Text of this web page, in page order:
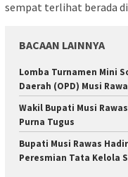
sempat terlihat berada
BACAAN LAINNYA
Lomba Turnamen Mini
Daerah (OPD) Musi
Wakil Bupati Musi
Purna Tugus
Bupati Musi Rawas
Peresmian Tata Kelola